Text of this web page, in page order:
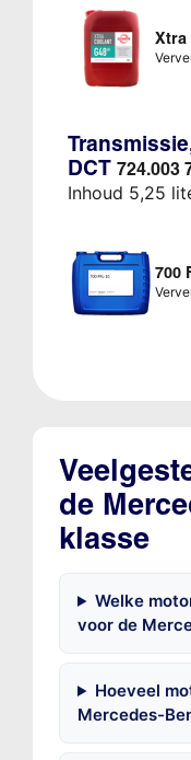
Xtra
DCT 724.003
Inhoud 5,25
700
de
klasse
Welke
voor de
Hoeveel
Mercedes-